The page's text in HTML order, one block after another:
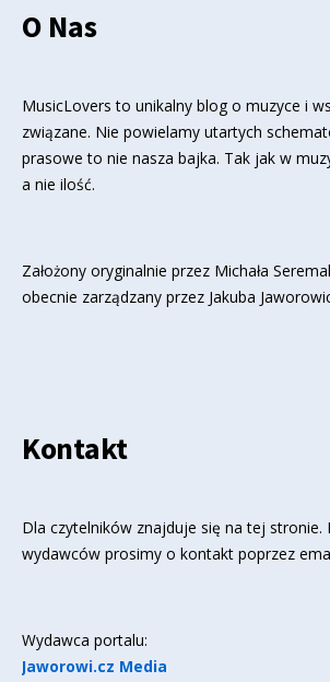
O Nas
MusicLovers to unikalny blog o muzyce i
związane. Nie powielamy utartych
prasowe to nie nasza bajka. Tak jak w
a nie ilość.
Założony oryginalnie przez Michała
obecnie zarządzany przez Jakuba
Kontakt
Dla czytelników znajduje się na tej stronie.
wydawców prosimy o kontakt poprzez
Wydawca portalu:
Jaworowi.cz Media